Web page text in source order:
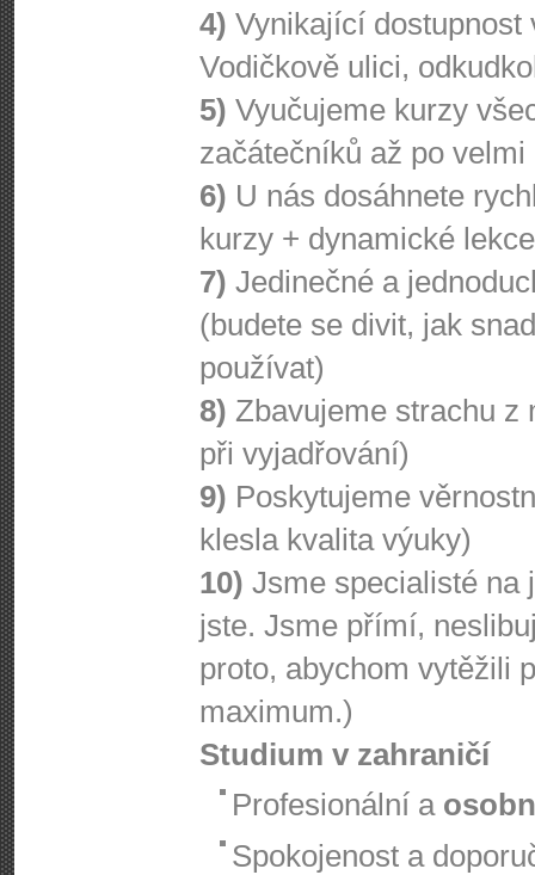
4) Vynikající
Vodičkově ulici,
5) Vyučujeme kurzy
začátečníků až po
6) U nás dosáhnete
kurzy + dynamické
7) Jedinečné a
(budete se divit, jak
používat)
8) Zbavujeme strachu z
při vyjadřování)
9) Poskytujeme
klesla kvalita výuky)
10) Jsme specialisté na
jste. Jsme přímí,
proto, abychom vytěžili
maximum.)
Studium v zahraničí
Profesionální a
Spokojenost a